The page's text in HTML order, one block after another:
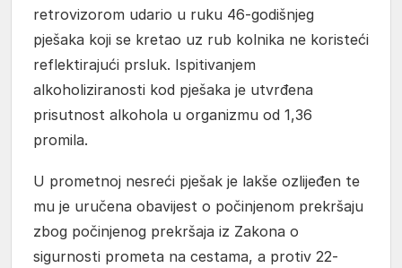
retrovizorom udario u ruku 46-godišnjeg
pješaka koji se kretao uz rub kolnika ne koristeći
reflektirajući prsluk. Ispitivanjem
alkoholiziranosti kod pješaka je utvrđena
prisutnost alkohola u organizmu od 1,36
promila.
U prometnoj nesreći pješak je lakše ozlijeđen te
mu je uručena obavijest o počinjenom prekršaju
zbog počinjenog prekršaja iz Zakona o
sigurnosti prometa na cestama, a protiv 22-